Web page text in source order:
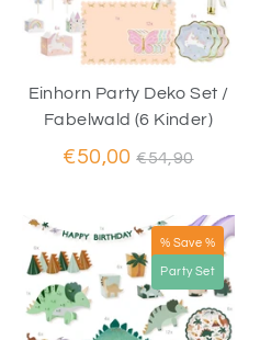
Einhorn Party Deko Set /
Fabelwald (6 Kinder)
€50,00 Normaler
€54,90
% Save %
Party Set